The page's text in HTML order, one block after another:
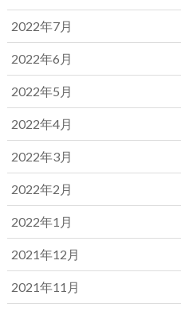
2022年7月
2022年6月
2022年5月
2022年4月
2022年3月
2022年2月
2022年1月
2021年12月
2021年11月